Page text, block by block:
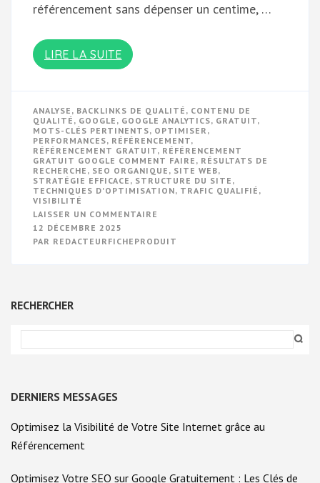
référencement sans dépenser un centime, …
LIRE LA SUITE
ANALYSE , BACKLINKS DE QUALITÉ , CONTENU DE
QUALITÉ , GOOGLE , GOOGLE ANALYTICS, GRATUIT,
MOTS-CLÉS PERTINENTS, OPTIMISER ,
PERFORMANCES, RÉFÉRENCEMENT,
RÉFÉRENCEMENT GRATUIT, RÉFÉRENCEMENT
GRATUIT GOOGLE COMMENT FAIRE , RÉSULTATS DE
RECHERCHE , SEO ORGANIQUE , SITE WEB,
STRATÉGIE EFFICACE , STRUCTURE DU SITE ,
TECHNIQUES D'OPTIMISATION, TRAFIC QUALIFIÉ ,
VISIBILITÉ
LAISSER UN COMMENTAIRE
RÉFÉRENCEMENT
12 DÉCEMBRE 2025
PAR REDACTEURFICHEPRODUIT
RECHERCHER
DERNIERS MESSAGES
Optimisez la Visibilité de Votre Site Internet grâce au
Référencement
Optimisez Votre SEO sur Google Gratuitement : Les Clés de